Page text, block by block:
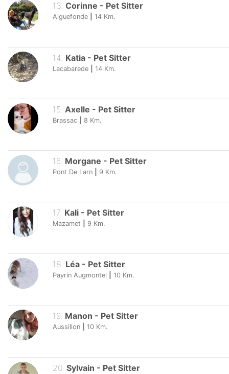
13. Corinne - Pet Sitter
Aiguefonde 14 Km.
14 Katia - Pet Sitter
Lacabarede 14 Km.
15 Axelle - Pet Sitter
Brassac 8 Km.
16 Morgane - Pet Sitter
Pont De Larn 9 Km.
17. Kali - Pet Sitter
Mazamet 9 Km.
18. Léa - Pet Sitter
Payrin Augmontel 10 Km.
19. Manon - Pet Sitter
Aussillon 10 Km.
20. Sylvain - Pet Sitter